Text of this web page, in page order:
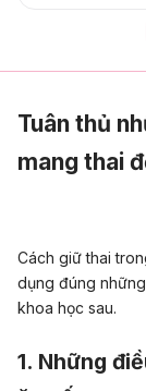
Tuân thủ
mang thai
Cách giữ thai
dụng đúng
khoa học sau.
1. Những